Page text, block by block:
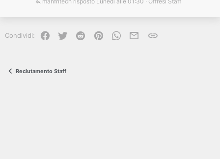
Condividi: Facebook
Twitter Reddit PinterestWhatsApp
e-mailLink
Reclutamento Staff